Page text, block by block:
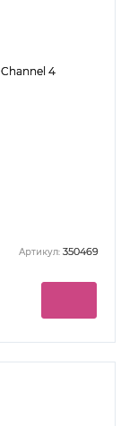
Артикул: 350469